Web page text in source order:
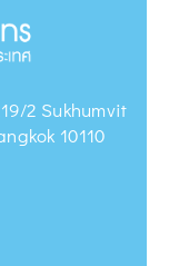
2 Sukhumvit
10110